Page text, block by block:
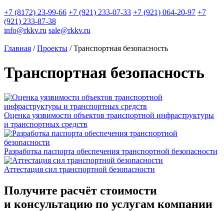
+7 (8172) 23-99-66 +7 (921) 233-07-33 +7 (921) 064-20-97 +7
(921) 233-87-38
info@rkkv.ru sale@rkkv.ru
Главная /Проекты /Транспортная безопасность
Транспортная безопасность
Оценка уязвимости объектов транспортной инфраструктуры
и транспортных средств
Разработка паспорта обеспечения транспортной безопасности
Аттестация сил транспортной безопасности
Получите расчёт стоимости
и консультацию по услугам компании